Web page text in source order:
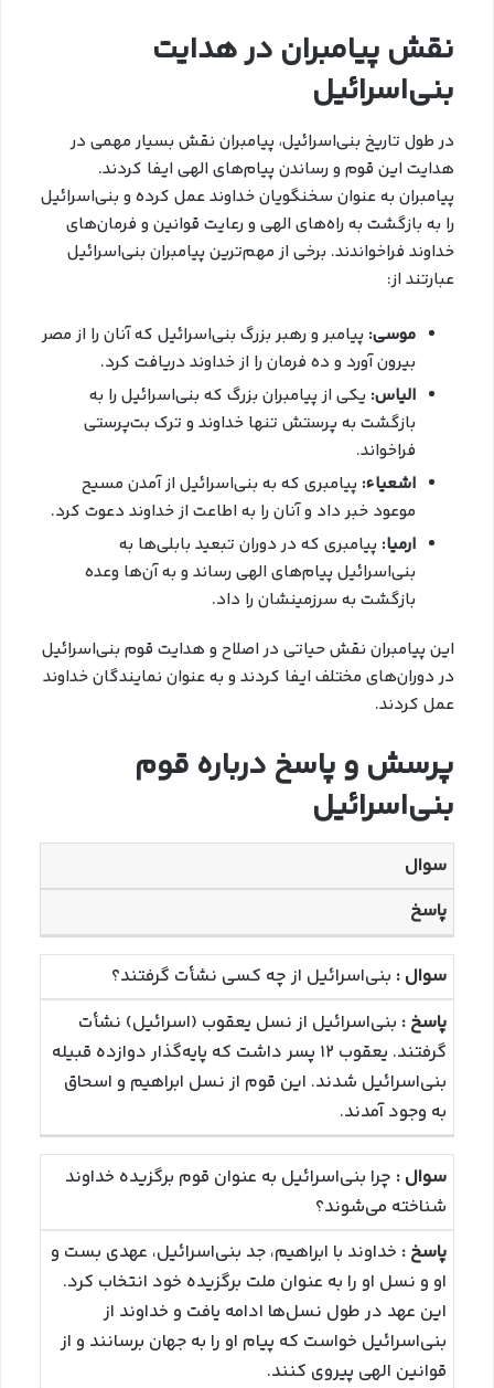
نقش پیامبران در هدایت
بنی‌اسرائیل
در طول تاریخ بنی‌اسرائیل، پیامبران نقش بسیار مهمی در
هدایت این قوم و رساندن پیام‌های الهی ایفا کردند.
پیامبران به عنوان سخنگویان خداوند عمل کرده و بنی‌اسرائیل
را به بازگشت به راه‌های الهی و رعایت قوانین و فرمان‌های
خداوند فراخواندند. برخی از مهم‌ترین پیامبران بنی‌اسرائیل
عبارتند از:
موسی: پیامبر و رهبر بزرگ بنی‌اسرائیل که آنان را از مصر
بیرون آورد و ده فرمان را از خداوند دریافت کرد.
الیاس: یکی از پیامبران بزرگ که بنی‌اسرائیل را به
بازگشت به پرستش تنها خداوند و ترک بت‌پرستی
فراخواند.
اشعیاء: پیامبری که به بنی‌اسرائیل از آمدن مسیح
موعود خبر داد و آنان را به اطاعت از خداوند دعوت کرد.
ارمیا: پیامبری که در دوران تبعید بابلی‌ها به
بنی‌اسرائیل پیام‌های الهی رساند و به آن‌ها وعده
بازگشت به سرزمینشان را داد.
این پیامبران نقش حیاتی در اصلاح و هدایت قوم بنی‌اسرائیل
در دوران‌های مختلف ایفا کردند و به عنوان نمایندگان خداوند
عمل کردند.
پرسش و پاسخ درباره قوم
بنی‌اسرائیل
سوال
پاسخ
بنی‌اسرائیل از چه کسی نشأت گرفتند؟
بنی‌اسرائیل از نسل یعقوب (اسرائیل) نشأت
گرفتند. یعقوب ۱۲ پسر داشت که پایه‌گذار دوازده قبیله
بنی‌اسرائیل شدند. این قوم از نسل ابراهیم و اسحاق
به وجود آمدند.
چرا بنی‌اسرائیل به عنوان قوم برگزیده خداوند
شناخته می‌شوند؟
خداوند با ابراهیم، جد بنی‌اسرائیل، عهدی بست و
او و نسل او را به عنوان ملت برگزیده خود انتخاب کرد.
این عهد در طول نسل‌ها ادامه یافت و خداوند از
بنی‌اسرائیل خواست که پیام او را به جهان برسانند و از
قوانین الهی پیروی کنند.